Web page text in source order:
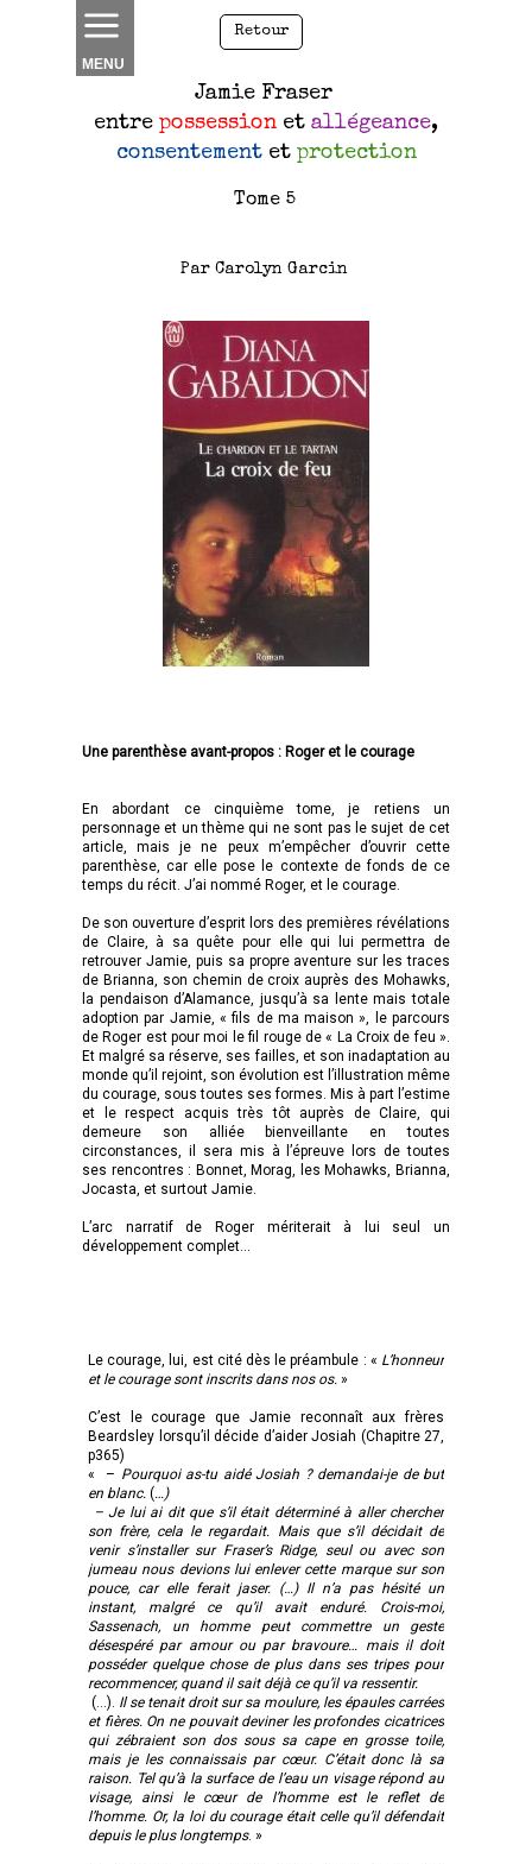
MENU
Jamie Fraser
entre possession et allégeance,
consentementet protection
Tome 5
Par Carolyn Garcin
Une parenthèse avant-propos : Roger et le courage
En abordant ce cinquième tome, je retiens un
personnage et un thème qui ne sont pas le sujet de cet
article, mais je ne peux m’empêcher d’ouvrir cette
parenthèse, car elle pose le contexte de fonds de ce
temps du récit. J’ai nommé Roger, et le courage.
De son ouverture d’esprit lors des premières révélations
de Claire, à sa quête pour elle qui lui permettra de
retrouver Jamie, puis sa propre aventure sur les traces
de Brianna, son chemin de croix auprès des Mohawks,
la pendaison d’Alamance, jusqu’à sa lente mais totale
adoption par Jamie, « fils de ma maison », le parcours
de Roger est pour moi le fil rouge de « La Croix de feu ».
Et malgré sa réserve, ses failles, et son inadaptation au
monde qu’il rejoint, son évolution est l’illustration même
du courage, sous toutes ses formes. Mis à part l’estime
et le respect acquis très tôt auprès de Claire, qui
demeure son alliée bienveillante en toutes
circonstances, il sera mis à l’épreuve lors de toutes
ses rencontres : Bonnet, Morag, les Mohawks, Brianna,
Jocasta, et surtout Jamie.
L’arc narratif de Roger mériterait à lui seul un
développement complet…
Le courage, lui, est cité dès le préambule : « L’honneur
et le courage sont inscrits dans nos os. »
C’est le courage que Jamie reconnaît aux frères
Beardsley lorsqu’il décide d’aider Josiah (Chapitre 27,
p365)
« – Pourquoi as-tu aidé Josiah ? demandai-je de but
en blanc. (…)
– Je lui ai dit que s’il était déterminé à aller chercher
son frère, cela le regardait. Mais que s’il décidait de
venir s’installer sur Fraser’s Ridge, seul ou avec son
jumeau nous devions lui enlever cette marque sur son
pouce, car elle ferait jaser. (…) Il n’a pas hésité un
instant, malgré ce qu’il avait enduré. Crois-moi,
Sassenach, un homme peut commettre un geste
désespéré par amour ou par bravoure… mais il doit
posséder quelque chose de plus dans ses tripes pour
recommencer, quand il sait déjà ce qu’il va ressentir.
(…). Il se tenait droit sur sa moulure, les épaules carrées
et fières. On ne pouvait deviner les profondes cicatrices
qui zébraient son dos sous sa cape en grosse toile,
mais je les connaissais par cœur. C’était donc là sa
raison. Tel qu’à la surface de l’eau un visage répond au
visage, ainsi le cœur de l’homme est le reflet de
l’homme. Or, la loi du courage était celle qu’il défendait
depuis le plus longtemps. »
Retour